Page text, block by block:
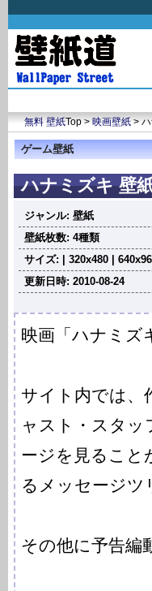
無料 壁紙Top >映画壁紙> ハ
ゲーム壁紙
ハナミズキ 壁
ジャンル: 壁紙
壁紙枚数: 4種類
サイズ: | 320x480 |
更新日時: 2010-08-24
映画「ハナミズ
サイト内では、
ャスト・スタ
ージを見るこ
るメッセージツ
その他に予告編